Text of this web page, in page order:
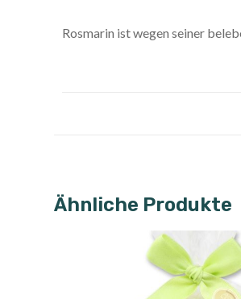
Rosmarin ist wegen seiner
Ähnliche Produkte